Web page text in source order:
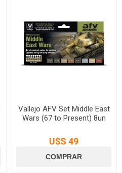
Vallejo AFV Set Middle East
Wars (67 to Present) 8un
U$S 49